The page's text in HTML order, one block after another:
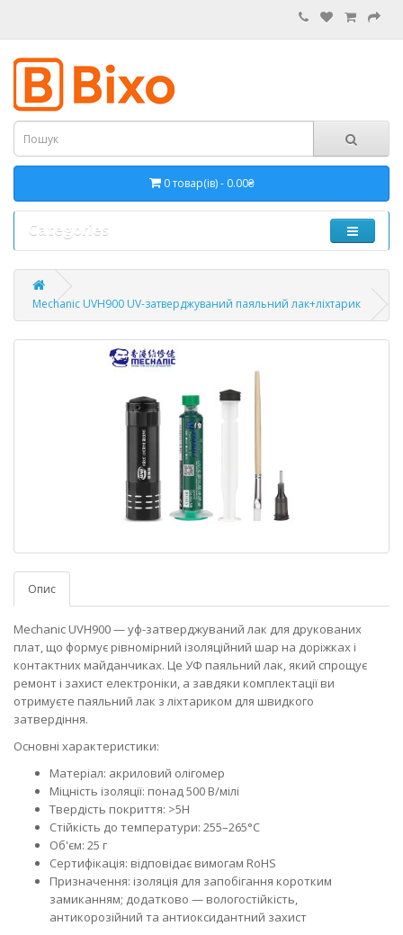
0 товар(ів) - 0.00₴
Categories
Mechanic UVH900 UV-затверджуваний паяльний лак+ліхтарик
Опис
Mechanic UVH900 — уф-затверджуваний лак для друкованих
плат, що формує рівномірний ізоляційний шар на доріжках і
контактних майданчиках. Це УФ паяльний лак, який спрощує
ремонт і захист електроніки, а завдяки комплектації ви
отримуєте паяльний лак з ліхтариком для швидкого
затвердіння.
Основні характеристики:
Матеріал: акриловий олігомер
Міцність ізоляції: понад 500 В/мілі
Твердість покриття: >5H
Стійкість до температури: 255–265°C
Об'єм: 25 г
Сертифікація: відповідає вимогам RoHS
Призначення: ізоляція для запобігання коротким
замиканням; додатково — вологостійкість,
антикорозійний та антиоксидантний захист